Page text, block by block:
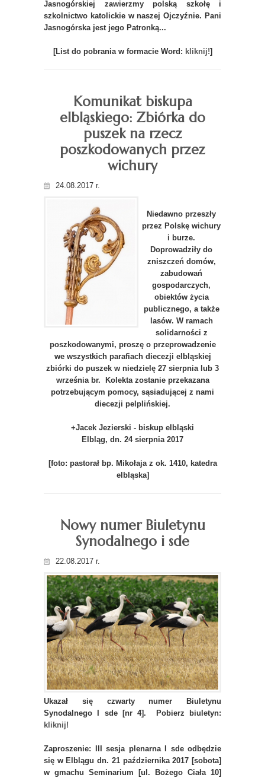
Jasnogórskiej zawierzmy polską szkołę i
szkolnictwo katolickie w naszej Ojczyźnie. Pani
Jasnogórska jest jego Patronką...
[List do pobrania w formacie Word: kliknij!]
Komunikat biskupa
elbląskiego: Zbiórka do
puszek na rzecz
poszkodowanych przez
wichury
24.08.2017 r.
Niedawno przeszły
przez Polskę wichury
i burze.
Doprowadziły do
zniszczeń domów,
zabudowań
gospodarczych,
obiektów życia
publicznego, a także
lasów. W ramach
solidarności z
poszkodowanymi, proszę o przeprowadzenie
we wszystkich parafiach diecezji elbląskiej
zbiórki do puszek w niedzielę 27 sierpnia lub 3
września br. Kolekta zostanie przekazana
potrzebującym pomocy, sąsiadującej z nami
diecezji pelplińskiej.
+Jacek Jezierski - biskup elbląski
Elbląg, dn. 24 sierpnia 2017
[foto: pastorał bp. Mikołaja z ok. 1410, katedra
elbląska]
Nowy numer Biuletynu
Synodalnego i sde
22.08.2017 r.
Ukazał się czwarty numer Biuletynu
Synodalnego I sde [nr 4]. Pobierz biuletyn:
kliknij!
Zaproszenie: III sesja plenarna I sde odbędzie
się w Elblągu dn. 21 października 2017 [sobota]
w gmachu Seminarium [ul. Bożego Ciała 10]